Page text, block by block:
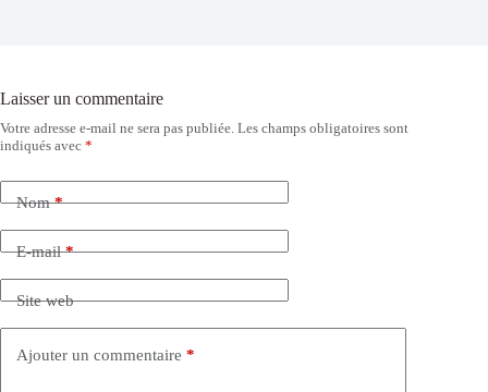
Laisser un commentaire
Votre adresse e-mail ne sera pas publiée. Les champs obligatoires sont
indiqués avec *
Nom*
E-mail*
Site web
Ajouter un commentaire *